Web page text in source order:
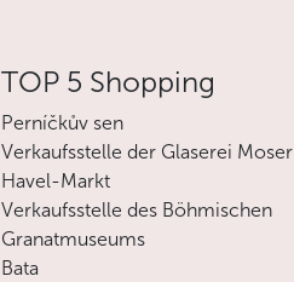
TOP 5 Shopping
Perníčkův sen
Verkaufsstelle der Glaserei Moser
Havel-Markt
Verkaufsstelle des Böhmischen
Granatmuseums
Bata